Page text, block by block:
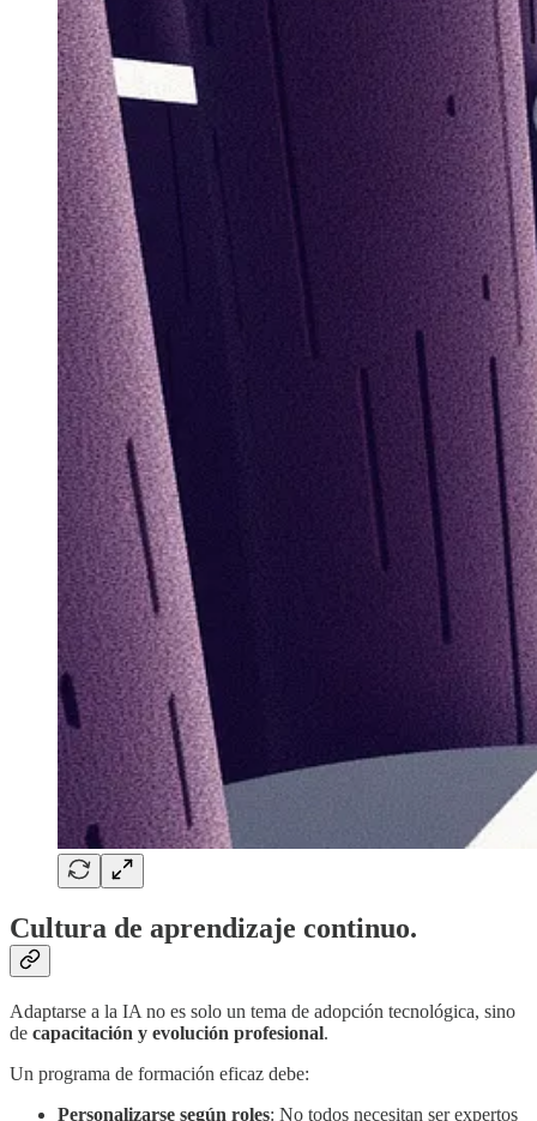
Cultura de aprendizaje continuo.
Adaptarse a la IA no es solo un tema de adopción tecnológica, sino
de capacitación y evolución profesional.
Un programa de formación eficaz debe:
Personalizarse según roles: No todos necesitan ser expertos